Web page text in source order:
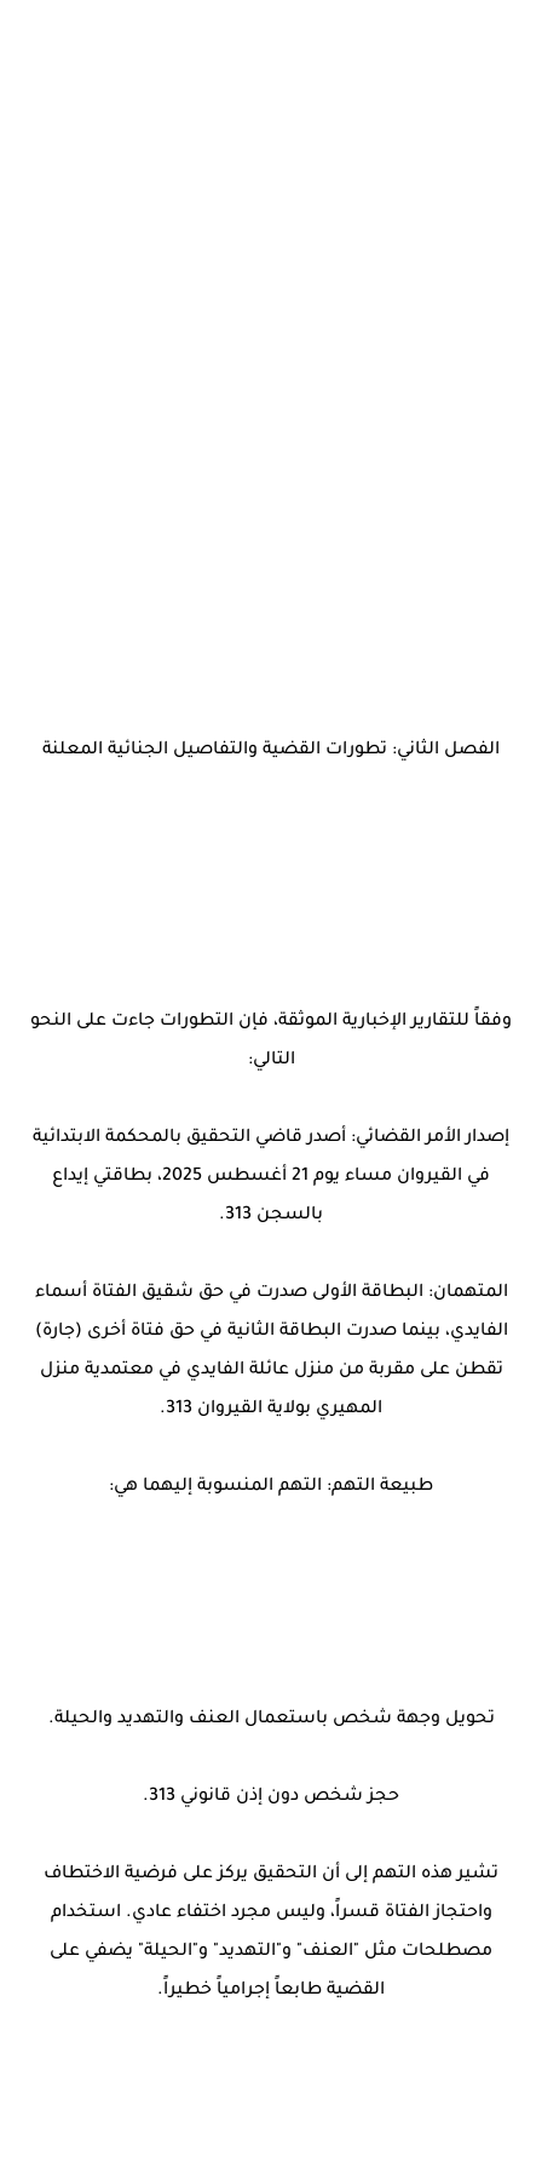
الفصل الثاني: تطورات القضية والتفاصيل الجنائية المعلنة
وفقاً للتقارير الإخبارية الموثقة، فإن التطورات جاءت على النحو
التالي:
إصدار الأمر القضائي: أصدر قاضي التحقيق بالمحكمة الابتدائية
في القيروان مساء يوم 21 أغسطس 2025، بطاقتي إيداع
بالسجن 313.
المتهمان: البطاقة الأولى صدرت في حق شقيق الفتاة أسماء
الفايدي، بينما صدرت البطاقة الثانية في حق فتاة أخرى (جارة)
تقطن على مقربة من منزل عائلة الفايدي في معتمدية منزل
المهيري بولاية القيروان 313.
طبيعة التهم: التهم المنسوبة إليهما هي:
تحويل وجهة شخص باستعمال العنف والتهديد والحيلة.
حجز شخص دون إذن قانوني 313.
تشير هذه التهم إلى أن التحقيق يركز على فرضية الاختطاف
واحتجاز الفتاة قسراً، وليس مجرد اختفاء عادي. استخدام
مصطلحات مثل "العنف" و"التهديد" و"الحيلة" يضفي على
القضية طابعاً إجرامياً خطيراً.